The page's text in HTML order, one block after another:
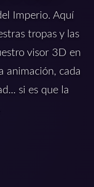
Imperio. Aquí
tropas y las
visor 3D en
animación, cada
si es que la